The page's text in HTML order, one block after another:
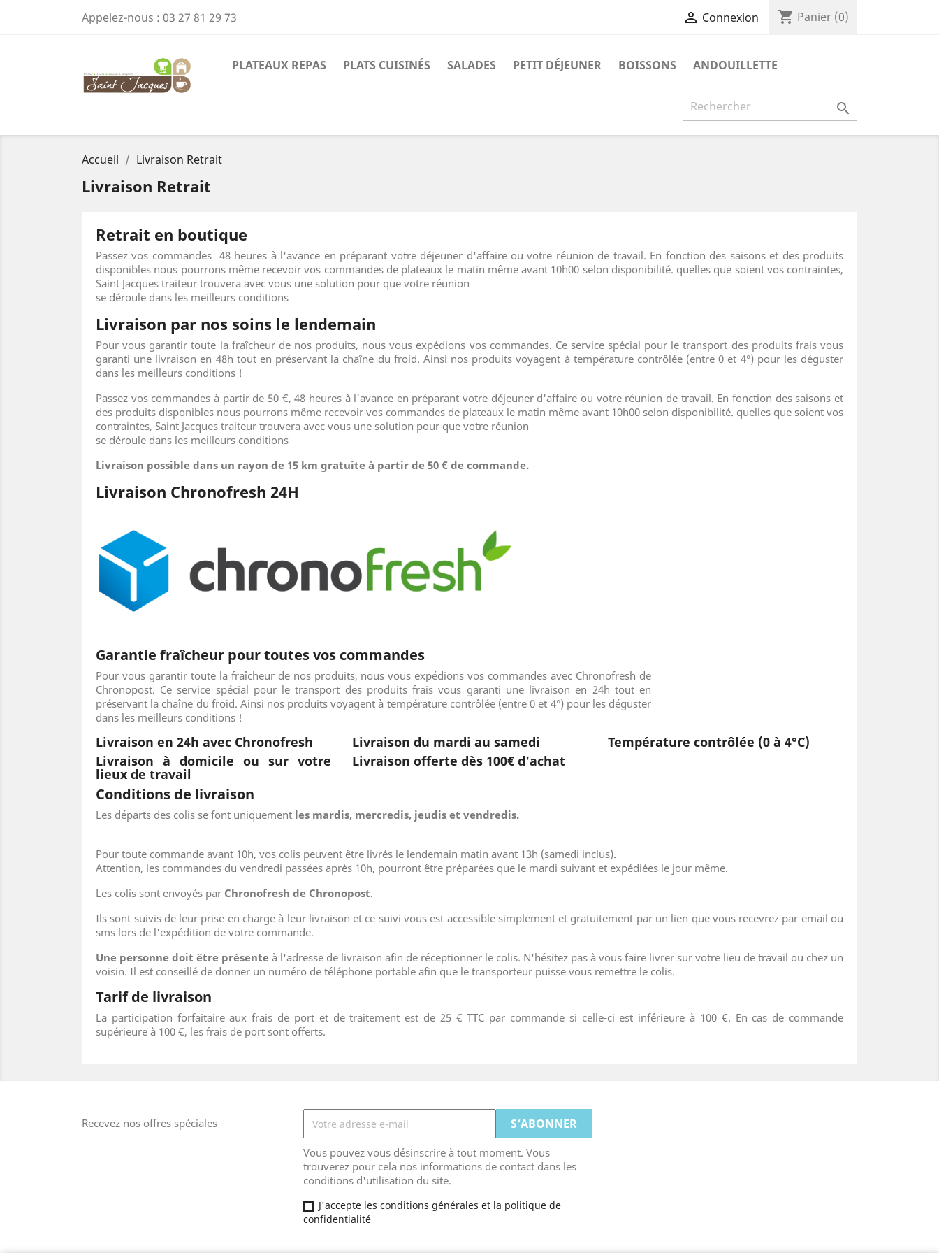
Appelez-nous : 03 27 81 29 73  Connexion shopping_cart Panier (0)
PLATEAUX REPAS PLATS CUISINÉS SALADES PETIT DÉJEUNER BOISSONS ANDOUILLETTE

Accueil Livraison Retrait
Livraison Retrait
Retrait en boutique
Passez vos commandes 48 heures à l'avance en préparant votre déjeuner d'affaire ou votre réunion de travail. En fonction des saisons et des produits
disponibles nous pourrons même recevoir vos commandes de plateaux le matin même avant 10h00 selon disponibilité. quelles que soient vos contraintes,
Saint Jacques traiteur trouvera avec vous une solution pour que votre réunion
se déroule dans les meilleurs conditions
Livraison par nos soins le lendemain
Pour vous garantir toute la fraîcheur de nos produits, nous vous expédions vos commandes. Ce service spécial pour le transport des produits frais vous
garanti une livraison en 48h tout en préservant la chaîne du froid. Ainsi nos produits voyagent à température contrôlée (entre 0 et 4°) pour les déguster
dans les meilleurs conditions !
Passez vos commandes à partir de 50 €, 48 heures à l'avance en préparant votre déjeuner d'affaire ou votre réunion de travail. En fonction des saisons et
des produits disponibles nous pourrons même recevoir vos commandes de plateaux le matin même avant 10h00 selon disponibilité. quelles que soient vos
contraintes, Saint Jacques traiteur trouvera avec vous une solution pour que votre réunion
se déroule dans les meilleurs conditions
Livraison possible dans un rayon de 15 km gratuite à partir de 50 € de commande.
Livraison Chronofresh 24H
Garantie fraîcheur pour toutes vos commandes
Pour vous garantir toute la fraîcheur de nos produits, nous vous expédions vos commandes avec Chronofresh de
Chronopost. Ce service spécial pour le transport des produits frais vous garanti une livraison en 24h tout en
préservant la chaîne du froid. Ainsi nos produits voyagent à température contrôlée (entre 0 et 4°) pour les déguster
dans les meilleurs conditions !
Livraison en 24h avec Chronofresh
Livraison à domicile ou sur votre
lieux de travail
Livraison du mardi au samedi
Livraison offerte dès 100€ d'achat
Température contrôlée (0 à 4°C)
Conditions de livraison
Les départs des colis se font uniquement les mardis, mercredis, jeudis et vendredis.
Pour toute commande avant 10h, vos colis peuvent être livrés le lendemain matin avant 13h (samedi inclus).
Attention, les commandes du vendredi passées après 10h, pourront être préparées que le mardi suivant et expédiées le jour même.
Les colis sont envoyés par Chronofresh de Chronopost.
Ils sont suivis de leur prise en charge à leur livraison et ce suivi vous est accessible simplement et gratuitement par un lien que vous recevrez par email ou
sms lors de l'expédition de votre commande.
Une personne doit être présente à l'adresse de livraison afin de réceptionner le colis. N'hésitez pas à vous faire livrer sur votre lieu de travail ou chez un
voisin. Il est conseillé de donner un numéro de téléphone portable afin que le transporteur puisse vous remettre le colis.
Tarif de livraison
La participation forfaitaire aux frais de port et de traitement est de 25 € TTC par commande si celle-ci est inférieure à 100 €. En cas de commande
supérieure à 100 €, les frais de port sont offerts.
Recevez nos offres spéciales
Vous pouvez vous désinscrire à tout moment. Vous
trouverez pour cela nos informations de contact dans les
conditions d'utilisation du site.
J'accepte les conditions générales et la politique de
confidentialité